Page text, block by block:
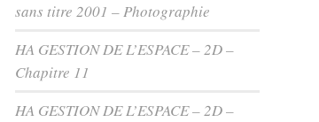
sans titre 2001 – Photographie
HA GESTION DE L’ESPACE – 2D –
Chapitre 11
HA GESTION DE L’ESPACE – 2D –